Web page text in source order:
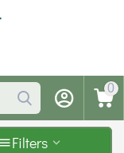
0
Filters